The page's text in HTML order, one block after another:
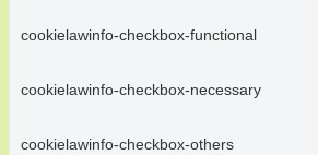
cookielawinfo-checkbox-functional
cookielawinfo-checkbox-necessary
cookielawinfo-checkbox-others